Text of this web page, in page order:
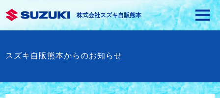
株式会社スズキ自販熊本
スズキ自販熊本からのお知らせ